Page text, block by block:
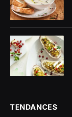
TENDANCES